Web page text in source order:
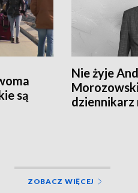
są
Nie żyje
dziennikarz
ZOBACZ WIĘCEJ